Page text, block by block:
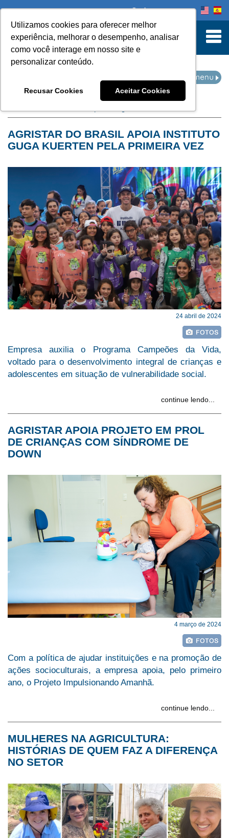
Utilizamos cookies para oferecer melhor
experiência, melhorar o desempenho, analisar
como você interage em nosso site e
personalizar conteúdo.
Recusar Cookies Aceitar Cookies
to Content
Onde comprar
AGRISTAR DO BRASIL APOIA INSTITUTO
GUGA KUERTEN PELA PRIMEIRA VEZ
24 abril de 2024
Empresa auxilia o Programa Campeões da Vida,
voltado para o desenvolvimento integral de crianças e
adolescentes em situação de vulnerabilidade social.
continue lendo...
AGRISTAR APOIA PROJETO EM PROL
DE CRIANÇAS COM SÍNDROME DE
DOWN
4 março de 2024
Com a política de ajudar instituições e na promoção de
ações socioculturais, a empresa apoia, pelo primeiro
ano, o Projeto Impulsionando Amanhã.
continue lendo...
MULHERES NA AGRICULTURA:
HISTÓRIAS DE QUEM FAZ A DIFERENÇA
NO SETOR